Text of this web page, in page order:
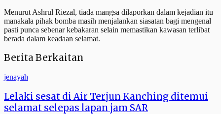
Menurut Ashrul Riezal, tiada mangsa dilaporkan dalam kejadian itu
manakala pihak bomba masih menjalankan siasatan bagi mengenal
pasti punca sebenar kebakaran selain memastikan kawasan terlibat
berada dalam keadaan selamat.
Berita Berkaitan
jenayah
Lelaki sesat di Air Terjun Kanching ditemui
selamat selepas lapan jam SAR